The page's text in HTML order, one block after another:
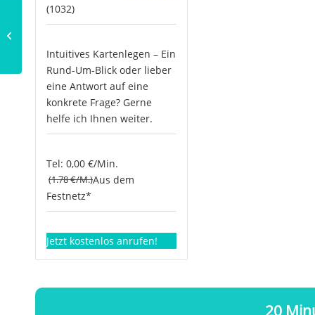
(1032)
Intuitives Kartenlegen – Ein
Rund-Um-Blick oder lieber
eine Antwort auf eine
konkrete Frage? Gerne
helfe ich Ihnen weiter.
Tel: 0,00 €/Min.
(1.78 €/M.)Aus dem
Festnetz*
Jetzt kostenlos anrufen!
20
Die 7 Grundregeln der